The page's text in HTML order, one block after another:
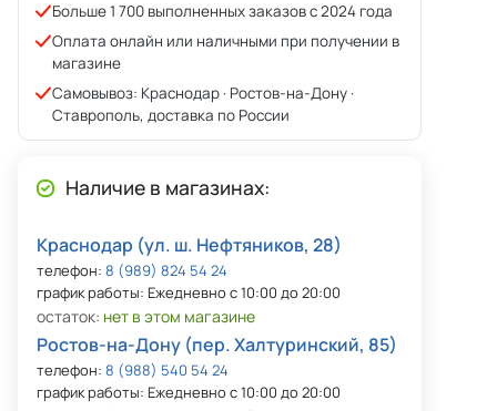
Больше 1 700 выполненных заказов с 2024 года
Оплата онлайн или наличными при получении в
магазине
Самовывоз: Краснодар · Ростов-на-Дону ·
Ставрополь, доставка по России
Наличие в магазинах:
Краснодар (ул. ш. Нефтяников, 28)
телефон: 8 (989) 824 54 24
график работы: Ежедневно с 10:00 до 20:00
остаток: нет в этом магазине
Ростов-на-Дону (пер. Халтуринский, 85)
телефон: 8 (988) 540 54 24
график работы: Ежедневно с 10:00 до 20:00